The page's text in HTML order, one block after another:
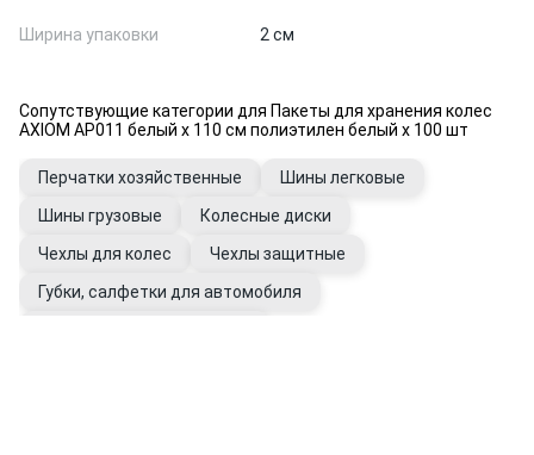
Ширина упаковки 2 см
Сопутствующие категории для Пакеты для хранения колес
AXIOM AP011 белый х 110 см полиэтилен белый х 100 шт
Перчатки хозяйственные
Шины легковые
Шины грузовые
Колесные диски
Чехлы для колес
Чехлы защитные
Губки, салфетки для автомобиля